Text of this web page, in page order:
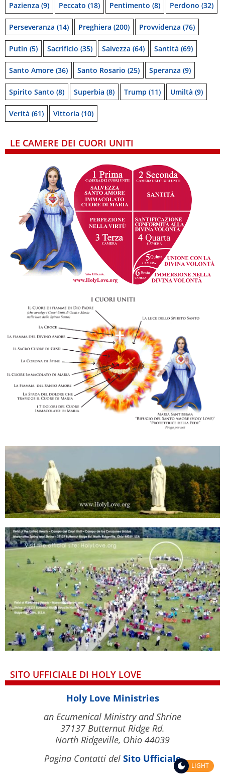
Pazienza (9) Peccato (18) Pentimento (8) Perdono (32)
Perseveranza (14) Preghiera (200) Provvidenza (76)
Putin (5) Sacrificio (35) Salvezza (64) Santità (69)
Santo Amore (36) Santo Rosario (25) Speranza (9)
Spirito Santo (8) Superbia (8) Trump (11) Umiltà (9)
Verità (61) Vittoria (10)
LE CAMERE DEI CUORI UNITI
SITO UFFICIALE DI HOLY LOVE
Holy Love Ministries
an Ecumenical Ministry and Shrine
37137 Butternut Ridge Rd.
North Ridgeville, Ohio 44039
Pagina Contatti del Sito Ufficiale
LIGHT